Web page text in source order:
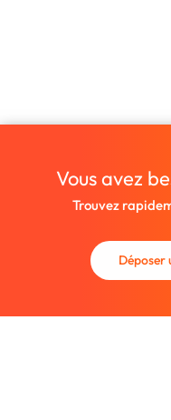
Vous avez
Trouvez
Déposer